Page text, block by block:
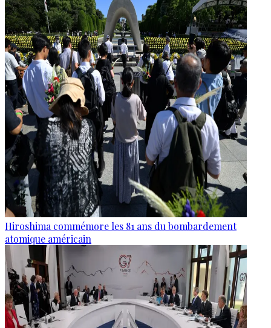
Hiroshima commémore les 81 ans du bombardement
atomique américain